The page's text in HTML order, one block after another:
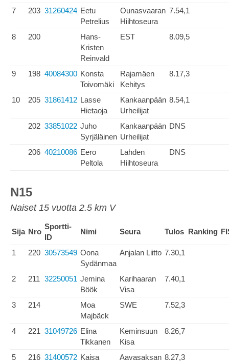
7 203 31260424 Eetu
Petrelius
Ounasvaaran
Hiihtoseura
7.54,1
8 200
Hans-
Kristen
Reinvald
EST 8.09,5
9 198 40084300 Konsta
Toivomäki
Rajamäen
Kehitys
8.17,3
10 205 31861412 Lasse
Hietaoja
Kankaanpään
Urheilijat
8.54,1
202 33851022 Juho
Syrjäläinen
Kankaanpään
Urheilijat
DNS
206 40210086 Eero
Peltola
Lahden
Hiihtoseura
DNS
N15
Naiset 15 vuotta 2.5 km V
Sija Nro
Sportti-
ID
Nimi Seura Tulos Ranking
1 220 30573549 Oona
Sydänmaa
Anjalan Liitto 7.30,1
2 211 32250051 Jemina
Böök
Karihaaran
Visa
7.40,1
3 214
Moa
Majbäck
SWE 7.52,3
4 221 31049726 Elina
Tikkanen
Keminsuun
Kisa
8.26,7
5 216 31400572 Kaisa
Aavasaksan 8.27,3